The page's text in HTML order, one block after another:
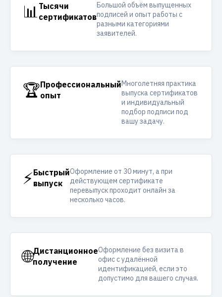
📊 Тысячи
сертификатов
Большой объём выпущенных
подписей и опыт работы с
разными категориями
заявителей.
🏆Профессиональный
опыт
Многолетняя практика
выпуска сертификатов
и индивидуальный
подбор подписи под
вашу задачу.
⚡Быстрый
выпуск
Оформление от 30 минут, а при
действующем сертификате
перевыпуск проходит онлайн за
несколько часов.
🌐Дистанционное
получение
Оформление без визита в
офис с удалённой
идентификацией, если это
допустимо для вашего случая.